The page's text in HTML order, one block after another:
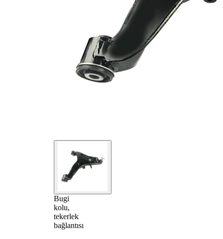
Bugi
kolu,
tekerlek
bağlantısı